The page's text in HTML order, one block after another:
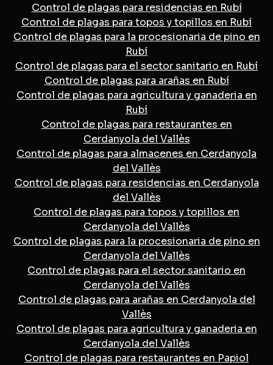
Control de plagas para residencias en Rubí
Control de plagas para topos y topillos en Rubí
Control de plagas para la procesionaria de pino en
Rubí
Control de plagas para el sector sanitario en Rubí
Control de plagas para arañas en Rubí
Control de plagas para agricultura y ganaderia en
Rubí
Control de plagas para restaurantes en
Cerdanyola del Vallès
Control de plagas para almacenes en Cerdanyola
del Vallès
Control de plagas para residencias en Cerdanyola
del Vallès
Control de plagas para topos y topillos en
Cerdanyola del Vallès
Control de plagas para la procesionaria de pino en
Cerdanyola del Vallès
Control de plagas para el sector sanitario en
Cerdanyola del Vallès
Control de plagas para arañas en Cerdanyola del
Vallès
Control de plagas para agricultura y ganaderia en
Cerdanyola del Vallès
Control de plagas para restaurantes en Papiol